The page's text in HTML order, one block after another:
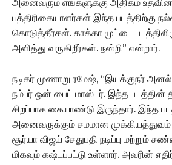
அனைவரும் எங்களுக்கு அதிகம்
பத்திரிகையாளர்கள் இந்த படத்திற்கு
கொடுத்தீர்கள். காக்கா முட்டை
அளித்து வருகிறீர்கள். நன்றி” என்றார்.
நடிகர் மூணாறு ரமேஷ், “இயக்குநர் அனல்
நம்பர் ஒன் பைட் மாஸ்டர். இந்த படத்தின்
சிறப்பாக கையாண்டு இருந்தார். இந்த
அனைவருக்கும் சமமான முக்கியத்துவம்
சூர்யா விஜய் சேதுபதி நடிப்பு மற்றும்
மிகவும் கஷ்டப்பட்டு உள்ளார். அவரின்